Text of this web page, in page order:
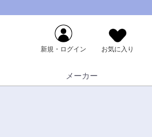
新規・ログイン お気に入り
メーカー